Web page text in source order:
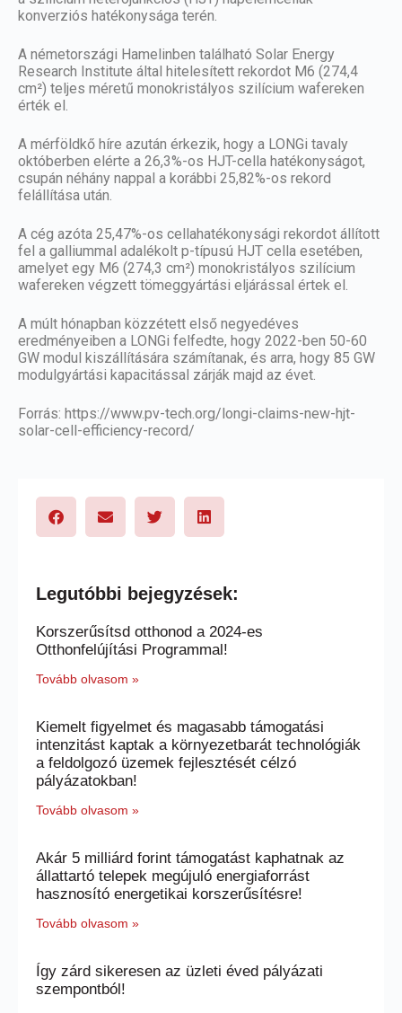
konverziós hatékonysága terén.
A németországi Hamelinben található Solar Energy
Research Institute által hitelesített rekordot M6 (274,4
cm²) teljes méretű monokristályos szilícium wafereken
érték el.
A mérföldkő híre azután érkezik, hogy a LONGi tavaly
októberben elérte a 26,3%-os HJT-cella hatékonyságot,
csupán néhány nappal a korábbi 25,82%-os rekord
felállítása után.
A cég azóta 25,47%-os cellahatékonysági rekordot állított
fel a galliummal adalékolt p-típusú HJT cella esetében,
amelyet egy M6 (274,3 cm²) monokristályos szilícium
wafereken végzett tömeggyártási eljárással értek el.
A múlt hónapban közzétett első negyedéves
eredményeiben a LONGi felfedte, hogy 2022-ben 50-60
GW modul kiszállítására számítanak, és arra, hogy 85 GW
modulgyártási kapacitással zárják majd az évet.
Forrás: https://www.pv-tech.org/longi-claims-new-hjt-
solar-cell-efficiency-record/
Legutóbbi bejegyzések:
Korszerűsítsd otthonod a 2024-es
Otthonfelújítási Programmal!
Tovább olvasom »
Kiemelt figyelmet és magasabb támogatási
intenzitást kaptak a környezetbarát technológiák
a feldolgozó üzemek fejlesztését célzó
pályázatokban!
Tovább olvasom »
Akár 5 milliárd forint támogatást kaphatnak az
állattartó telepek megújuló energiaforrást
hasznosító energetikai korszerűsítésre!
Tovább olvasom »
Így zárd sikeresen az üzleti éved pályázati
szempontból!